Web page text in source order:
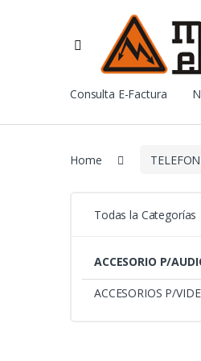
Consulta E-Factura
Home
Todas la Categorías
ACCESORIO P/
ACCESORIOS P/